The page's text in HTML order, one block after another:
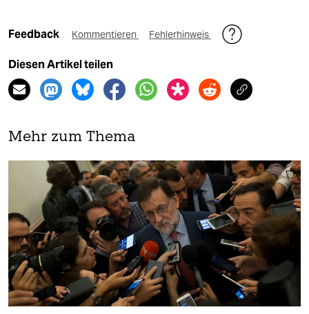
Feedback Kommentieren Fehlerhinweis
Diesen Artikel teilen
Mehr zum Thema